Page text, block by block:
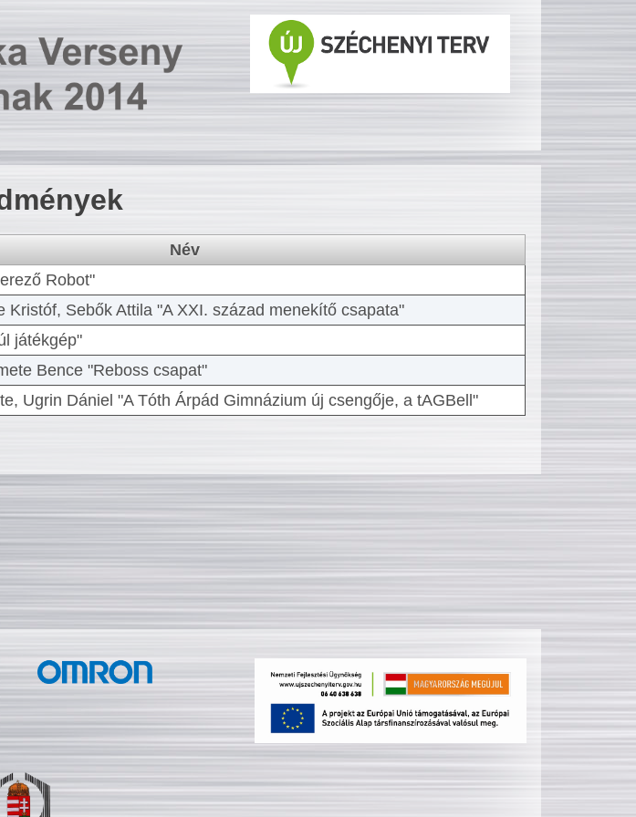
Név
Robot"
Kristóf, Sebők Attila "A XXI. század menekítő csapata"
játékgép"
Bence "Reboss csapat"
Ugrin Dániel "A Tóth Árpád Gimnázium új csengője, a tAGBell"